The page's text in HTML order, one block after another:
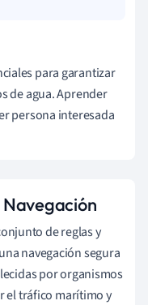
para garantizar
de agua. Aprender
persona interesada
de reglas y
navegación segura
por organismos
el tráfico marítimo y